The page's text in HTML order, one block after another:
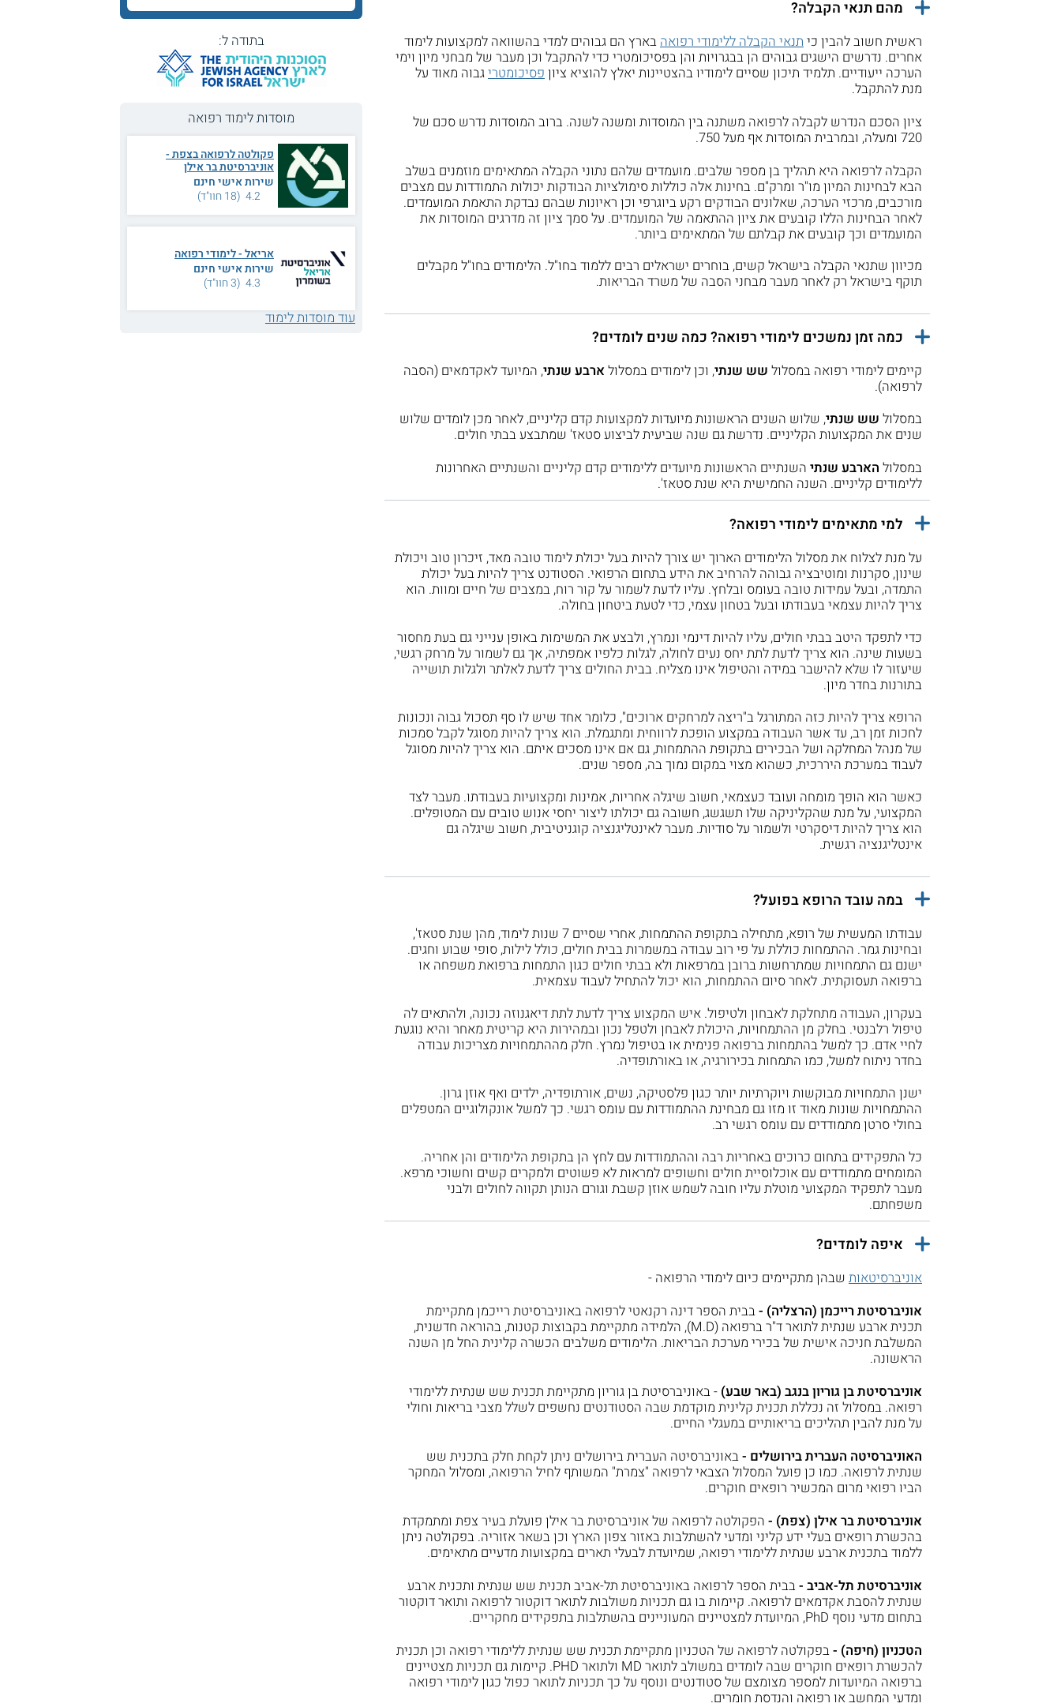
מהם תנאי הקבלה?
ראשית חשוב להבין כיתנאי הקבלה ללימודי רפואהבארץ הם גבוהים למדי בהשוואה למקצועות לימוד
אחרים. נדרשים הישגים גבוהים הן בבגרויות והן בפסיכומטרי כדי להתקבל וכן מעבר של מבחני מיון וימי
הערכה ייעודיים. תלמיד תיכון שסיים לימודיו בהצטיינות יאלץ להוציא ציוןפסיכומטריגבוה מאוד על
מנת להתקבל.
ציון הסכם הנדרש לקבלה לרפואה משתנה בין המוסדות ומשנה לשנה. ברוב המוסדות נדרש סכם של
720 ומעלה, ובמרבית המוסדות אף מעל 750.
הקבלה לרפואה היא תהליך בן מספר שלבים. מועמדים שלהם נתוני הקבלה המתאימים מוזמנים בשלב
הבא לבחינות המיון מו"ר ומרק"ם. בחינות אלה כוללות סימולציות הבודקות יכולות התמודדות עם מצבים
מורכבים, מרכזי הערכה, שאלונים הבודקים רקע ביוגרפי וכן ראיונות שבהם נבדקת התאמת המועמדים.
לאחר הבחינות הללו קובעים את ציון ההתאמה של המועמדים. על סמך ציון זה מדרגים המוסדות את
המועמדים וכך קובעים את קבלתם של המתאימים ביותר.
מכיוון שתנאי הקבלה בישראל קשים, בוחרים ישראלים רבים ללמוד בחו"ל. הלימודים בחו"ל מקבלים
תוקף בישראל רק לאחר מעבר מבחני הסבה של משרד הבריאות.
כמה זמן נמשכים לימודי רפואה? כמה שנים לומדים?
קיימים לימודי רפואה במסלול שש שנתי, וכן לימודים במסלולארבע שנתי, המיועד לאקדמאים (הסבה
לרפואה).
במסלול שש שנתי, שלוש השנים הראשונות מיועדות למקצועות קדם קליניים, לאחר מכן לומדים שלוש
שנים את המקצועות הקליניים. נדרשת גם שנה שביעית לביצוע סטאז' שמתבצע בבתי חולים.
במסלול הארבע שנתי השנתיים הראשונות מיועדים ללימודים קדם קליניים והשנתיים האחרונות
ללימודים קליניים. השנה החמישית היא שנת סטאז'.
למי מתאימים לימודי רפואה?
על מנת לצלוח את מסלול הלימודים הארוך יש צורך להיות בעל יכולת לימוד טובה מאד, זיכרון טוב ויכולת
שינון, סקרנות ומוטיבציה גבוהה להרחיב את הידע בתחום הרפואי. הסטודנט צריך להיות בעל יכולת
התמדה, ובעל עמידות טובה בעומס ובלחץ. עליו לדעת לשמור על קור רוח, במצבים של חיים ומוות. הוא
צריך להיות עצמאי בעבודתו ובעל בטחון עצמי, כדי לטעת ביטחון בחולה.
כדי לתפקד היטב בבתי חולים, עליו להיות דינמי ונמרץ, ולבצע את המשימות באופן ענייני גם בעת מחסור
בשעות שינה. הוא צריך לדעת לתת יחס נעים לחולה, לגלות כלפיו אמפתיה, אך גם לשמור על מרחק רגשי,
שיעזור לו שלא להישבר במידה והטיפול אינו מצליח. בבית החולים צריך לדעת לאלתר ולגלות תושייה
בתורנות בחדר מיון.
הרופא צריך להיות כזה המתורגל ב"ריצה למרחקים ארוכים", כלומר אחד שיש לו סף תסכול גבוה ונכונות
לחכות זמן רב, עד אשר העבודה במקצוע הופכת לרווחית ומתגמלת. הוא צריך להיות מסוגל לקבל סמכות
של מנהל המחלקה ושל הבכירים בתקופת ההתמחות, גם אם אינו מסכים איתם. הוא צריך להיות מסוגל
לעבוד במערכת היררכית, כשהוא מצוי במקום נמוך בה, מספר שנים.
כאשר הוא הופך מומחה ועובד כעצמאי, חשוב שיגלה אחריות, אמינות ומקצועיות בעבודתו. מעבר לצד
המקצועי, על מנת שהקליניקה שלו תשגשג, חשובה גם יכולתו ליצור יחסי אנוש טובים עם המטופלים.
הוא צריך להיות דיסקרטי ולשמור על סודיות. מעבר לאינטליגנציה קוגניטיבית, חשוב שיגלה גם
אינטליגנציה רגשית.
במה עובד הרופא בפועל?
עבודתו המעשית של רופא, מתחילה בתקופת ההתמחות, אחרי שסיים 7 שנות לימוד, מהן שנת סטאז',
ובחינות גמר. ההתמחות כוללת על פי רוב עבודה במשמרות בבית חולים, כולל לילות, סופי שבוע וחגים.
ישנם גם התמחויות שמתרחשות ברובן במרפאות ולא בבתי חולים כגון התמחות ברפואת משפחה או
ברפואה תעסוקתית. לאחר סיום ההתמחות, הוא יכול להתחיל לעבוד עצמאית.
בעקרון, העבודה מתחלקת לאבחון ולטיפול. איש המקצוע צריך לדעת לתת דיאגנוזה נכונה, ולהתאים לה
טיפול רלבנטי. בחלק מן ההתמחויות, היכולת לאבחן ולטפל נכון ובמהירות היא קריטית מאחר והיא נוגעת
לחיי אדם. כך למשל בהתמחות ברפואה פנימית או בטיפול נמרץ. חלק מההתמחויות מצריכות עבודה
בחדר ניתוח למשל, כמו התמחות בכירורגיה, או באורתופדיה.
ישנן התמחויות מבוקשות ויוקרתיות יותר כגון פלסטיקה, נשים, אורתופדיה, ילדים ואף אוזן גרון.
ההתמחויות שונות מאוד זו מזו גם מבחינת ההתמודדות עם עומס רגשי. כך למשל אונקולוגיים המטפלים
בחולי סרטן מתמודדים עם עומס רגשי רב.
כל התפקידים בתחום כרוכים באחריות רבה וההתמודדות עם לחץ הן בתקופת הלימודים והן אחריה.
המומחים מתמודדים עם אוכלוסיית חולים וחשופים למראות לא פשוטים ולמקרים קשים וחשוכי מרפא.
מעבר לתפקיד המקצועי מוטלת עליו חובה לשמש אוזן קשבת וגורם הנותן תקווה לחולים ולבני
משפחתם.
איפה לומדים?
אוניברסיטאות שבהן מתקיימים כיום לימודי הרפואה -
אוניברסיטת רייכמן (הרצליה) -בבית הספר דינה רקנאטי לרפואה באוניברסיטת רייכמן מתקיימת
תכנית ארבע שנתית לתואר ד"ר ברפואה (M.D), הלמידה מתקיימת בקבוצות קטנות, בהוראה חדשנית,
המשלבת חניכה אישית של בכירי מערכת הבריאות. הלימודים משלבים הכשרה קלינית החל מן השנה
הראשונה.
אוניברסיטת בן גוריון בנגב (באר שבע) - באוניברסיטת בן גוריון מתקיימת תכנית שש שנתית ללימודי
רפואה. במסלול זה נכללת תכנית קלינית מוקדמת שבה הסטודנטים נחשפים לשלל מצבי בריאות וחולי
על מנת להבין תהליכים בריאותיים במעגלי החיים.
האוניברסיטה העברית בירושלים -באוניברסיטה העברית בירושלים ניתן לקחת חלק בתכנית שש
שנתית לרפואה. כמו כן פועל המסלול הצבאי לרפואה "צמרת" המשותף לחיל הרפואה, ומסלול המחקר
הביו רפואי מרום המכשיר רופאים חוקרים.
אוניברסיטת בר אילן (צפת) - הפקולטה לרפואה של אוניברסיטת בר אילן פועלת בעיר צפת ומתמקדת
בהכשרת רופאים בעלי ידע קליני ומדעי להשתלבות באזור צפון הארץ וכן בשאר אזוריה. בפקולטה ניתן
ללמוד בתכנית ארבע שנתית ללימודי רפואה, שמיועדת לבעלי תארים במקצועות מדעיים מתאימים.
אוניברסיטת תל-אביב -בבית הספר לרפואה באוניברסיטת תל-אביב תכנית שש שנתית ותכנית ארבע
שנתית להסבת אקדמאים לרפואה. קיימות בו גם תכניות משולבות לתואר דוקטור לרפואה ותואר דוקטור
בתחום מדעי נוסף PhD, המיועדת למצטיינים המעוניינים בהשתלבות בתפקידים מחקריים.
הטכניון (חיפה) -בפקולטה לרפואה של הטכניון מתקיימת תכנית שש שנתית ללימודי רפואה וכן תכנית
להכשרת רופאים חוקרים שבה לומדים במשולב לתואר MD ולתואר PHD. קיימות גם תכניות מצטיינים
ברפואה המיועדות למספר מצומצם של סטודנטים ונוסף על כך תכניות לתואר כפול כגון לימודי רפואה
ומדעי המחשב או רפואה והנדסת חומרים.
בתודה ל:
מוסדות לימוד רפואה
פקולטה לרפואה בצפת -
אוניברסיטת בר אילן
שירות אישי חינם
4.2 (18 חוו"ד)
אריאל - לימודי רפואה
שירות אישי חינם
4.3 (3 חוו"ד)
עוד מוסדות לימוד